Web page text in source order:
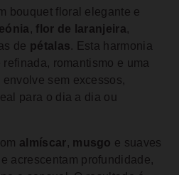
bouquet floral elegante e
, flor de laranjeira,
de pétalas. Esta harmonia
romantismo e uma
sem excessos,
para o dia a dia ou
almíscar, musgo e suaves
acrescentam profundidade,